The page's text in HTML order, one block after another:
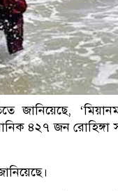
জানিয়েছে,
৪২৭ জন রোহিঙ্গা